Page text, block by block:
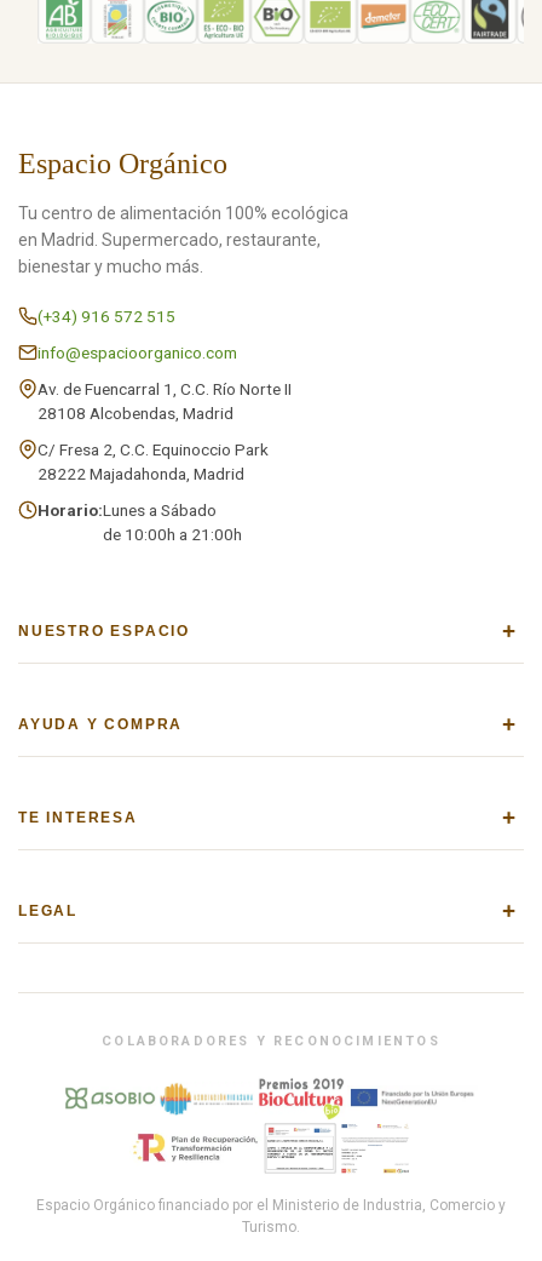
Espacio Orgánico
Tu centro de alimentación 100% ecológica
en Madrid. Supermercado, restaurante,
bienestar y mucho más.
(+34) 916 572 515
info@espacioorganico.com
Av. de Fuencarral 1, C.C. Río Norte II
28108 Alcobendas, Madrid
C/ Fresa 2, C.C. Equinoccio Park
28222 Majadahonda, Madrid
Horario:Lunes a Sábado
de 10:00h a 21:00h
NUESTRO ESPACIO +
AYUDA Y COMPRA +
TE INTERESA +
LEGAL +
COLABORADORES Y RECONOCIMIENTOS
Espacio Orgánico financiado por el Ministerio de Industria, Comercio y
Turismo.